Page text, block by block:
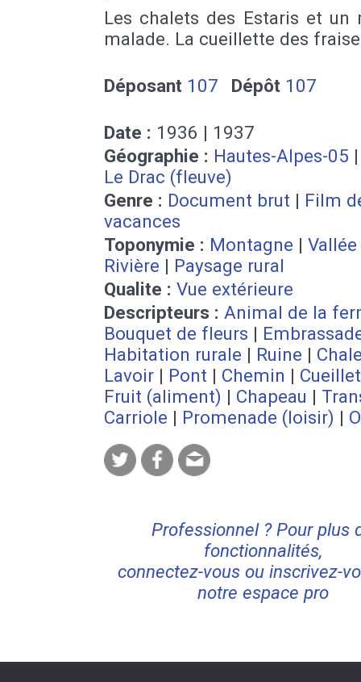
Les chalets des Estaris et un
malade. La cueillette des
Déposant 107 Dépôt 107
Date : 1936 | 1937
Géographie : Hautes-Alpes-05
Le Drac (fleuve)
Genre : Document brut | Film
vacances
Toponymie : Montagne | Vallée
Rivière | Paysage rural
Qualite : Vue extérieure
Descripteurs : Animal de la
Bouquet de fleurs |
Habitation rurale | Ruine |
Lavoir | Pont | Chemin |
Fruit (aliment) | Chapeau |
Carriole | Promenade (loisir) |
Professionnel ? Pour plus
fonctionnalités,
connectez-vous ou inscrivez-
notre espace pro